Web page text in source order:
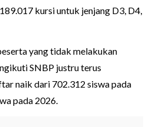
kursi untuk jenjang D3, D4,
yang tidak melakukan
SNBP justru terus
naik dari 702.312 siswa pada
pada 2026.